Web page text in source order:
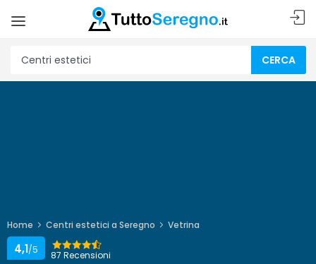
CERCA
Home Centri estetici a Seregno Vetrina
87 Recensioni
4,1/5